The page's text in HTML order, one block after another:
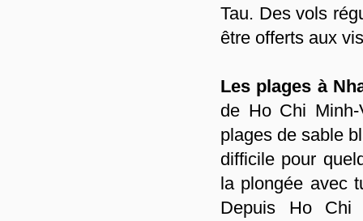
Tau. Des vols
être offerts aux
Les plages à
de Ho Chi
plages de sable
difficile pour
la plongée avec
Depuis Ho Chi